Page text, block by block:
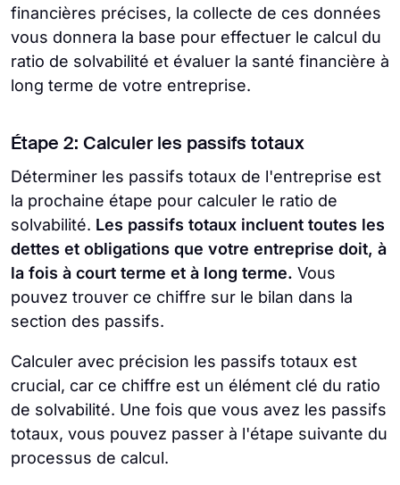
financières précises, la collecte de ces données
vous donnera la base pour effectuer le calcul du
ratio de solvabilité et évaluer la santé financière à
long terme de votre entreprise.
Étape 2: Calculer les passifs totaux
Déterminer les passifs totaux de l'entreprise est
la prochaine étape pour calculer le ratio de
solvabilité. Les passifs totaux incluent toutes les
dettes et obligations que votre entreprise doit, à
la fois à court terme et à long terme. Vous
pouvez trouver ce chiffre sur le bilan dans la
section des passifs.
Calculer avec précision les passifs totaux est
crucial, car ce chiffre est un élément clé du ratio
de solvabilité. Une fois que vous avez les passifs
totaux, vous pouvez passer à l'étape suivante du
processus de calcul.